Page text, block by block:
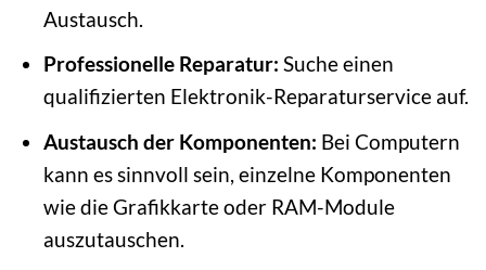
Austausch.
Professionelle Reparatur: Suche einen
qualifizierten Elektronik-Reparaturservice auf.
Austausch der Komponenten: Bei Computern
kann es sinnvoll sein, einzelne Komponenten
wie die Grafikkarte oder RAM-Module
auszutauschen.